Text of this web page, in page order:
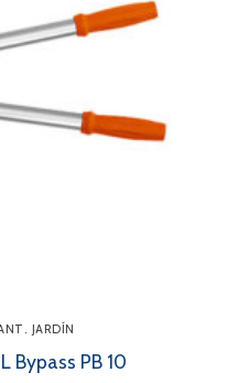
JARDÍN
Bypass PB 10